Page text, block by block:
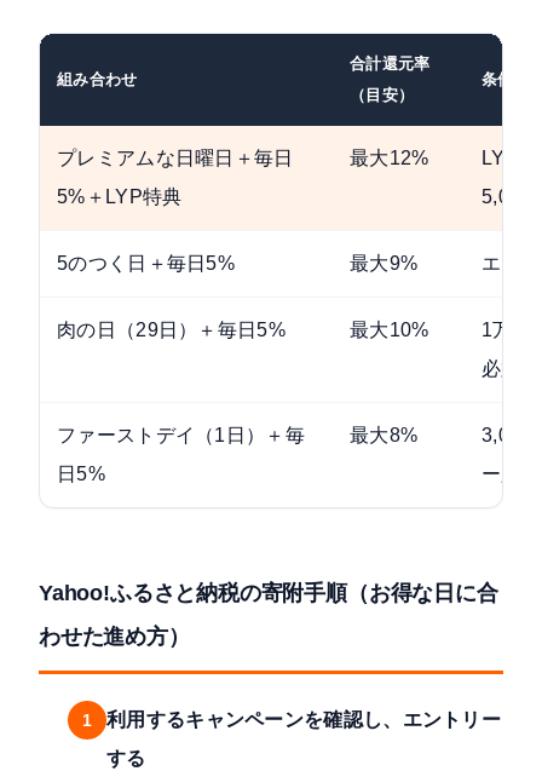
組み合わせ
合計還元率
（目安）
条件
プレミアムな日曜日＋毎日
5%＋LYP特典
最大12%
LYP
5,000
5のつく日＋毎日5% 最大9% エン
肉の日（29日）＋毎日5% 最大10%
1万円
必須
ファーストデイ（1日）＋毎
日5%
最大8%
3,000
ー必須
Yahoo!ふるさと納税の寄附手順（お得な日に合
わせた進め方）
1
利用するキャンペーンを確認し、エントリー
する